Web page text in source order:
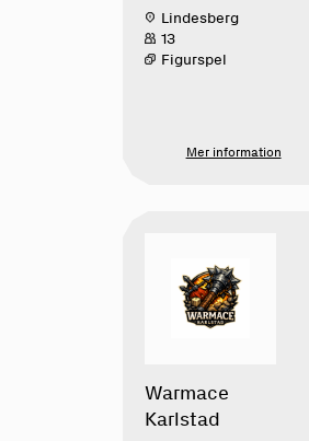
Lindesberg
13
Figurspel
Mer information
Warmace
Karlstad